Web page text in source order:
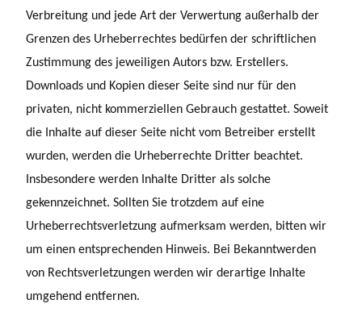
Verbreitung und jede Art der Verwertung außerhalb der
Grenzen des Urheberrechtes bedürfen der schriftlichen
Zustimmung des jeweiligen Autors bzw. Erstellers.
Downloads und Kopien dieser Seite sind nur für den
privaten, nicht kommerziellen Gebrauch gestattet. Soweit
die Inhalte auf dieser Seite nicht vom Betreiber erstellt
wurden, werden die Urheberrechte Dritter beachtet.
Insbesondere werden Inhalte Dritter als solche
gekennzeichnet. Sollten Sie trotzdem auf eine
Urheberrechtsverletzung aufmerksam werden, bitten wir
um einen entsprechenden Hinweis. Bei Bekanntwerden
von Rechtsverletzungen werden wir derartige Inhalte
umgehend entfernen.